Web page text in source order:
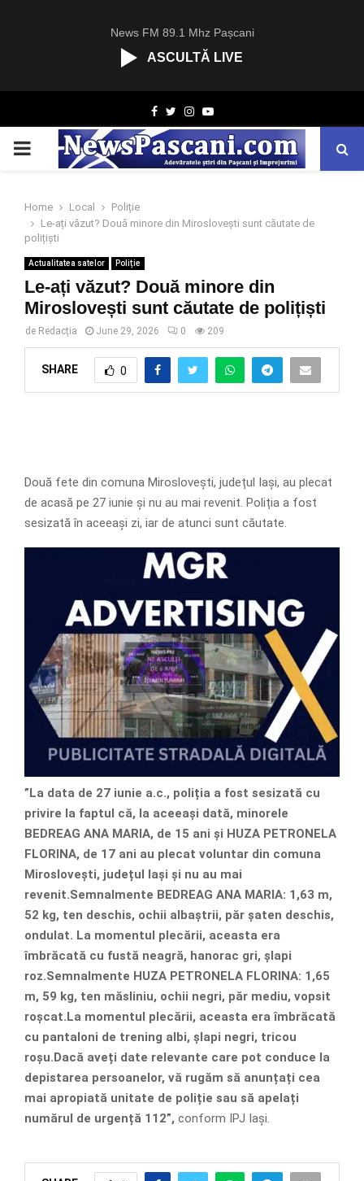
News FM 89.1 Mhz Pașcani
ASCULTĂ LIVE
Facebook
TwitterInstagram
Youtube
PRIMARY
Home Local
Poliție
Le-ați văzut? Două minore din Miroslovești sunt căutate de
polițiști
Actualitatea satelor Poliție
Le-ați văzut? Două minore din
Miroslovești sunt căutate de polițiști
de Redacția June 29, 2026 0 209
SHARE 0
Două fete din comuna Miroslovești, județul Iași, au plecat
de acasă pe 27 iunie și nu au mai revenit. Poliția a fost
sesizată în aceeași zi, iar de atunci sunt căutate.
”La data de 27 iunie a.c., poliția a fost sesizată cu
privire la faptul că, la aceeași dată, minorele
BEDREAG ANA MARIA, de 15 ani și HUZA PETRONELA
FLORINA, de 17 ani au plecat voluntar din comuna
Miroslovești, județul Iași și nu au mai
revenit.Semnalmente BEDREAG ANA MARIA: 1,63 m,
52 kg, ten deschis, ochii albaștrii, păr șaten deschis,
ondulat. La momentul plecării, aceasta era
îmbrăcată cu fustă neagră, hanorac gri, șlapi
roz.Semnalmente HUZA PETRONELA FLORINA: 1,65
m, 59 kg, ten măsliniu, ochii negri, păr mediu, vopsit
roșcat.La momentul plecării, aceasta era îmbrăcată
cu pantaloni de trening albi, șlapi negri, tricou
roșu.Dacă aveți date relevante care pot conduce la
depistarea persoanelor, vă rugăm să anunțați cea
mai apropiată unitate de poliție sau să apelați
numărul de urgență 112”, conform IPJ Iași.